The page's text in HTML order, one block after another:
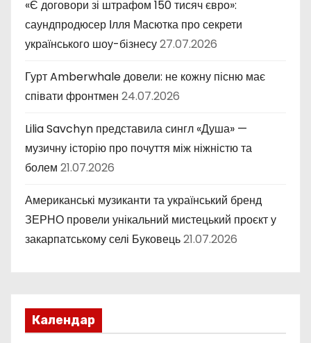
«Є договори зі штрафом 150 тисяч євро»:
саундпродюсер Ілля Масютка про секрети
українського шоу-бізнесу27.07.2026
Гурт Amberwhale довели: не кожну пісню має
співати фронтмен 24.07.2026
Lilia Savchyn представила сингл «Душа» —
музичну історію про почуття між ніжністю та
болем 21.07.2026
Американські музиканти та український бренд
ЗЕРНО провели унікальний мистецький проєкт у
закарпатському селі Буковець21.07.2026
Календар